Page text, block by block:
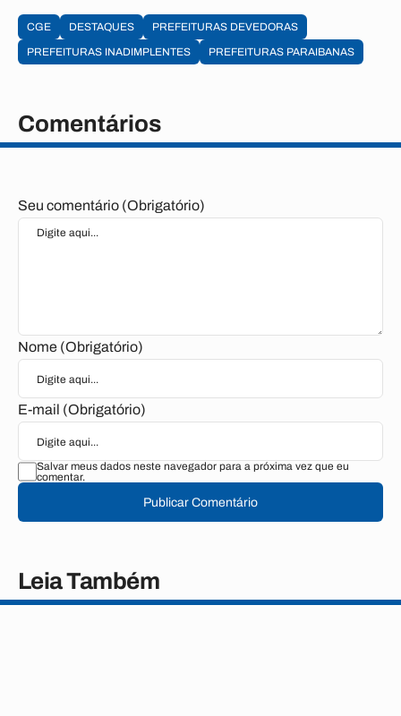
CGE DESTAQUES
PREFEITURAS DEVEDORAS
PREFEITURAS INADIMPLENTES
PREFEITURAS PARAIBANAS
Comentários
Seu comentário (Obrigatório)
Nome (Obrigatório)
E-mail (Obrigatório)
Salvar meus dados neste navegador para a próxima vez que eu
comentar.
Publicar Comentário
Leia Também